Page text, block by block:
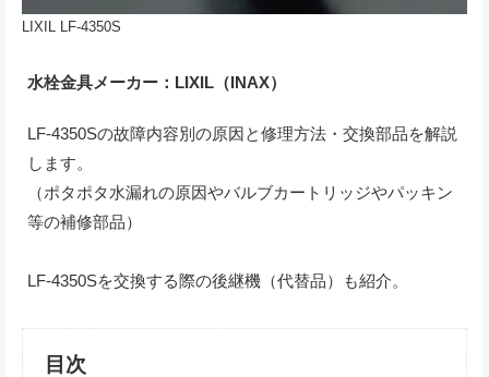
LIXIL LF-4350S
水栓金具メーカー：LIXIL（INAX）
LF-4350Sの故障内容別の原因と修理方法・交換部品を解説
します。
（ポタポタ水漏れの原因やバルブカートリッジやパッキン
等の補修部品）
LF-4350Sを交換する際の後継機（代替品）も紹介。
目次